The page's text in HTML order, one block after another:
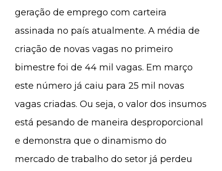
geração de emprego com carteira
assinada no país atualmente. A média de
criação de novas vagas no primeiro
bimestre foi de 44 mil vagas. Em março
este número já caiu para 25 mil novas
vagas criadas. Ou seja, o valor dos insumos
está pesando de maneira desproporcional
e demonstra que o dinamismo do
mercado de trabalho do setor já perdeu